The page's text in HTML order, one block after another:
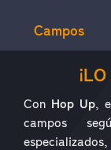
Campos
¿QUÉ ES
Con Hop Up,
campos